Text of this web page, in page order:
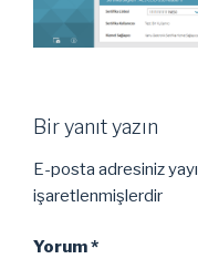
Bir yanıt yazın
E-posta adresiniz
işaretlenmişlerdir
Yorum*